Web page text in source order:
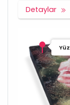
Detaylar